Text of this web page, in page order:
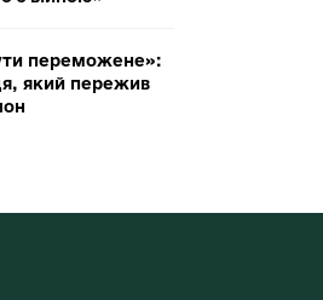
переможене»:
який пережив